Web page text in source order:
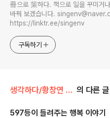
冊으로 策하다. 책으로 일을 꾸미거
바꿔 보겠습니다.
https://linktr.ee/singenv
구독하기
생각하다/황창연 신부의 삶 껴안기 연재 의 다른 글
597등이 들려주는 행복 이야기